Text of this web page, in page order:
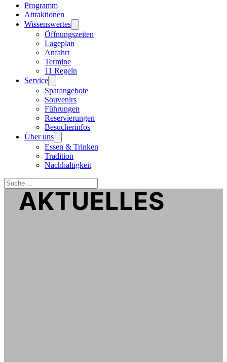
Programm
Attraktionen
Wissenswertes
Öffnungszeiten
Lageplan
Anfahrt
Termine
11 Regeln
Service
Sparangebote
Souvenirs
Führungen
Reservierungen
Besucherinfos
Über uns
Essen & Trinken
Tradition
Nachhaltigkeit
Suchen
AKTUELLES